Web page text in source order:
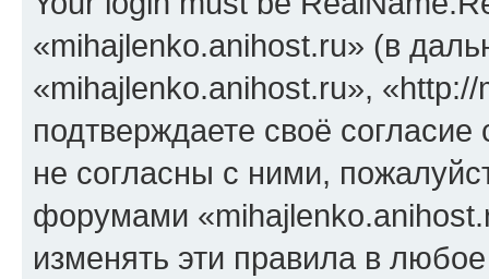
«mihajlenko.anihost.ru» (в
«mihajlenko.anihost.ru»,
подтверждаете своё
не согласны с ними,
форумами
изменять эти правила в